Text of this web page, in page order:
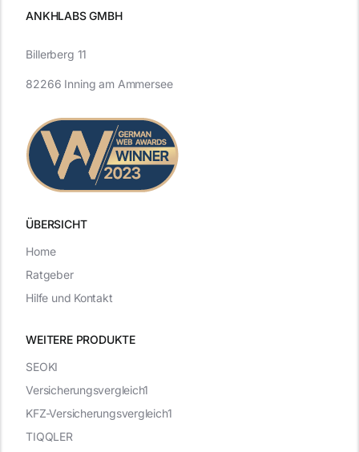
ANKHLABS GMBH
ÜBERSICHT
WEITERE PRODUKTE
Billerberg 11
82266 Inning am Ammersee
SEOKI
Versicherungsvergleich1
KFZ-Versicherungsvergleich1
TIQQLER
Home
Ratgeber
Hilfe und Kontakt